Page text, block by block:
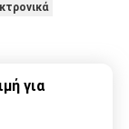
για